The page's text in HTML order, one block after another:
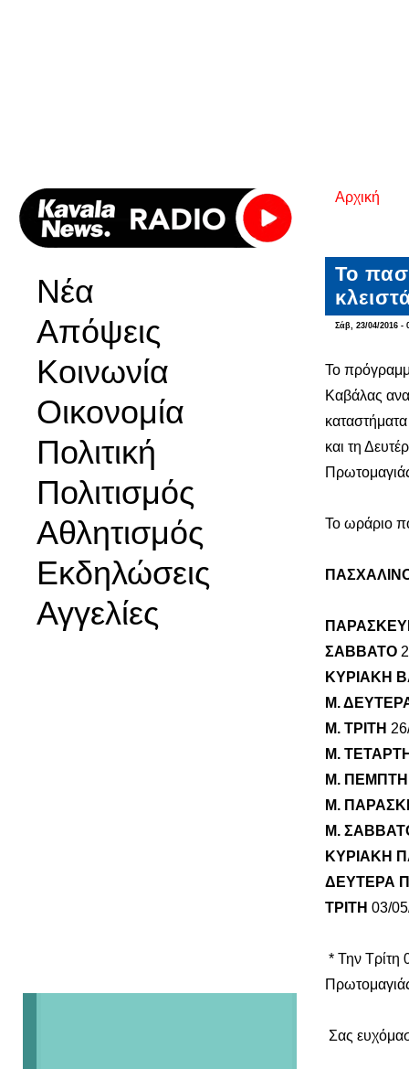
Νέα
Απόψεις
Κοινωνία
Οικονομία
Πολιτική
Πολιτισμός
Αθλητισμός
Εκδηλώσεις
Αγγελίες
Είστε
Αρχική
Το
Σάβ, 23/04/2016 -
Το
Καβάλας
και τη
Το ωράριο
ΣΑΒΒΑΤΟ
ΚΥΡΙΑΚΗ
Μ.
Μ. ΤΡΙΤΗ
Μ.
Μ. ΠΕΜΠΤΗ
Μ.
Μ.
ΚΥΡΙΑΚΗ
ΔΕΥΤΕΡΑ
ΤΡΙΤΗ 03/
* Την Τρίτη
Σας